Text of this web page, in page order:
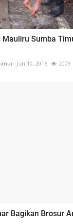
Sumba
Jun 10, 2016 2009
Bagikan Brosur